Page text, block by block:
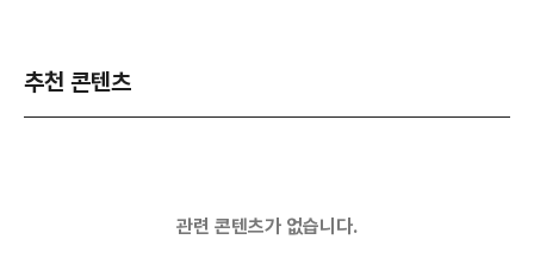
추천 콘텐츠
관련 콘텐츠가 없습니다.